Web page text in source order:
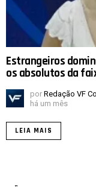
Estrangeiros
os absolutos da
por Redação VF
há um mês
LEIA MAIS